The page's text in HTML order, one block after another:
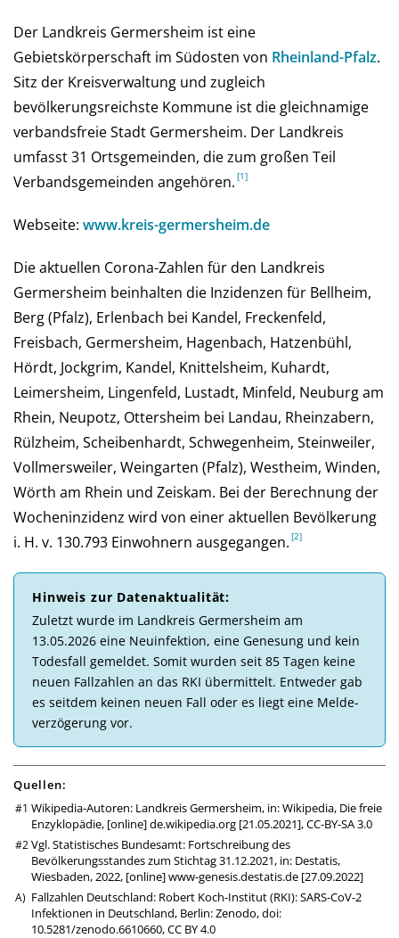
Der Landkreis Germersheim ist eine
Gebietskörperschaft im Südosten von Rhein­land-Pfalz.
Sitz der Kreisverwaltung und zugleich
bevölkerungsreichste Kommune ist die gleichnamige
verbandsfreie Stadt Germersheim. Der Landkreis
umfasst 31 Ortsgemeinden, die zum großen Teil
Verbandsgemeinden angehören.
Webseite: www.kreis-germersheim.de
Die aktuellen Corona-Zahlen für den Landkreis
Germersheim beinhalten die Inzidenzen für Bellheim,
Berg (Pfalz), Erlenbach bei Kandel, Freckenfeld,
Freisbach, Germersheim, Hagenbach, Hatzenbühl,
Hördt, Jockgrim, Kandel, Knittelsheim, Kuhardt,
Leimersheim, Lingenfeld, Lustadt, Minfeld, Neuburg am
Rhein, Neupotz, Ottersheim bei Landau, Rheinzabern,
Rülzheim, Scheibenhardt, Schwegenheim, Steinweiler,
Vollmersweiler, Weingarten (Pfalz), Westheim, Winden,
Wörth am Rhein und Zeiskam. Bei der Be­rech­nung der
Wochen­inzi­denz wird von einer aktu­el­len Be­völ­ke­rung
i. H. v. 130.793 Ein­woh­nern aus­ge­gan­gen.
Hinweis zur Daten­aktuali­tät:
Zu­letzt wurde im Landkreis Germersheim am
13.05.2026 eine Neu­in­fek­tion, eine Ge­ne­sung und kein
Todes­fall ge­mel­det. So­mit wur­den seit 85 Tagen keine
neuen Fall­zahlen an das RKI über­mittelt. Ent­weder gab
es seit­dem kei­nen neuen Fall oder es liegt eine Melde­
ver­zö­ge­rung vor.
Quellen:
Wikipedia-Autoren: Landkreis Germersheim, in: Wikipedia, Die freie
Enzyklopädie, [online]de.wikipedia.org[21.05.2021],CC-BY-SA 3.0
Vgl. Statistisches Bundesamt: Fortschreibung des
Bevölkerungsstandes zum Stichtag 31.12.2021, in: Destatis,
Wiesbaden, 2022, [online]www-genesis.destatis.de[27.09.2022]
Fallzahlen Deutschland: Robert Koch-Institut (RKI): SARS-CoV-2
Infektionen in Deutschland, Berlin: Zenodo,doi:
10.5281/zenodo.6610660,CC BY 4.0